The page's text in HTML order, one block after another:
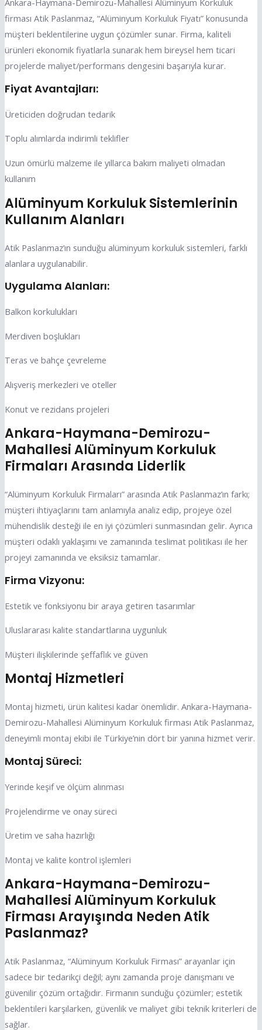
Ankara-Haymana-Demirozu-Mahallesi Alüminyum Korkuluk
firması Atik Paslanmaz, “Alüminyum Korkuluk Fiyatı” konusunda
müşteri beklentilerine uygun çözümler sunar. Firma, kaliteli
ürünleri ekonomik fiyatlarla sunarak hem bireysel hem ticari
projelerde maliyet/performans dengesini başarıyla kurar.
Fiyat Avantajları:
Üreticiden doğrudan tedarik
Toplu alımlarda indirimli teklifler
Uzun ömürlü malzeme ile yıllarca bakım maliyeti olmadan
kullanım
Alüminyum Korkuluk Sistemlerinin
Kullanım Alanları
Atik Paslanmaz’ın sunduğu alüminyum korkuluk sistemleri, farklı
alanlara uygulanabilir.
Uygulama Alanları:
Balkon korkulukları
Merdiven boşlukları
Teras ve bahçe çevreleme
Alışveriş merkezleri ve oteller
Konut ve rezidans projeleri
Ankara-Haymana-Demirozu-
Mahallesi Alüminyum Korkuluk
Firmaları Arasında Liderlik
“Alüminyum Korkuluk Firmaları” arasında Atik Paslanmaz’ın farkı;
müşteri ihtiyaçlarını tam anlamıyla analiz edip, projeye özel
mühendislik desteği ile en iyi çözümleri sunmasından gelir. Ayrıca
müşteri odaklı yaklaşımı ve zamanında teslimat politikası ile her
projeyi zamanında ve eksiksiz tamamlar.
Firma Vizyonu:
Estetik ve fonksiyonu bir araya getiren tasarımlar
Uluslararası kalite standartlarına uygunluk
Müşteri ilişkilerinde şeffaflık ve güven
Montaj Hizmetleri
Montaj hizmeti, ürün kalitesi kadar önemlidir. Ankara-Haymana-
Demirozu-Mahallesi Alüminyum Korkuluk firması Atik Paslanmaz,
deneyimli montaj ekibi ile Türkiye’nin dört bir yanına hizmet verir.
Montaj Süreci:
Yerinde keşif ve ölçüm alınması
Projelendirme ve onay süreci
Üretim ve saha hazırlığı
Montaj ve kalite kontrol işlemleri
Ankara-Haymana-Demirozu-
Mahallesi Alüminyum Korkuluk
Firması Arayışında Neden Atik
Paslanmaz?
Atik Paslanmaz, “Alüminyum Korkuluk Firması” arayanlar için
sadece bir tedarikçi değil; aynı zamanda proje danışmanı ve
güvenilir çözüm ortağıdır. Firmanın sunduğu çözümler; estetik
beklentileri karşılarken, güvenlik ve maliyet gibi teknik kriterleri de
sağlar.